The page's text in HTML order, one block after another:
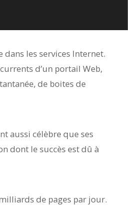
dans les services Internet.
d’un portail Web,
de boites de
aussi célèbre que ses
dont le succès est dû à
de pages par jour.